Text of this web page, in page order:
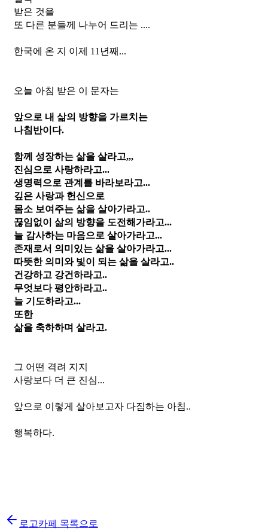
받은 것을
또 다른 분들께 나누어 드리는 ....
한국에 온 지 이제 11년째...
오늘 아침 받은 이 문자는
앞으로 내 삶의 방향을 가르치는
나침반이다.
함께 성장하는 삶을 살라고,,,
진심으로 사랑하라고...
생명력으로 관계를 바라보라고...
깊은 사랑과 헌신으로
몸소 보여주는 삶을 살아가라고..
끊임없이 삶의 방향을 도전해가라고...
늘 감사하는 마음으로 살아가라고...
존재로서 의미있는 삶을 살아가라고...
따뜻한 의미와 빛이 되는 삶을 살라고..
건강하고 강건하라고..
무엇보다 평안하라고..
늘 기도하라고...
또한
삶을 축하하며 살라고.
그 어떤 격려 지지
사랑보다 더 큰 진심...
앞으로 이렇게 살아보고자 다짐하는 아침..
행복하다.
로고카페 목록으로